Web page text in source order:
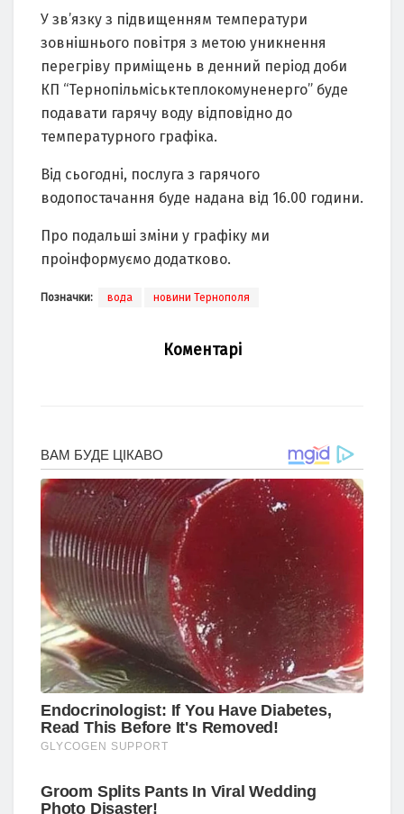
У зв’язку з підвищенням температури
зовнішнього повітря з метою уникнення
перегріву приміщень в денний період доби
КП “Тернопільміськтеплокомуненерго” буде
подавати гарячу воду відповідно до
температурного графіка.
Від сьогодні, послуга з гарячого
водопостачання буде надана від 16.00 години.
Про подальші зміни у графіку ми
проінформуємо додатково.
Позначки: вода новини Тернополя
Коментарі